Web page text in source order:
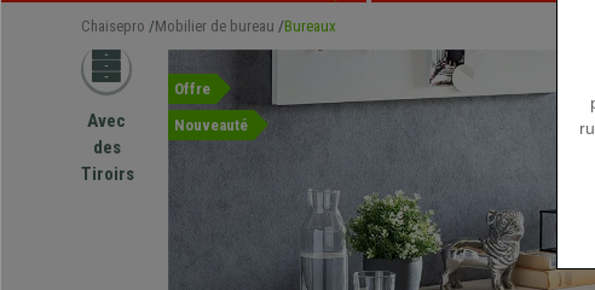
Chaisepro Mobilier de bureau Bureaux
Avec
des
Tiroirs
Offre
Nouveauté